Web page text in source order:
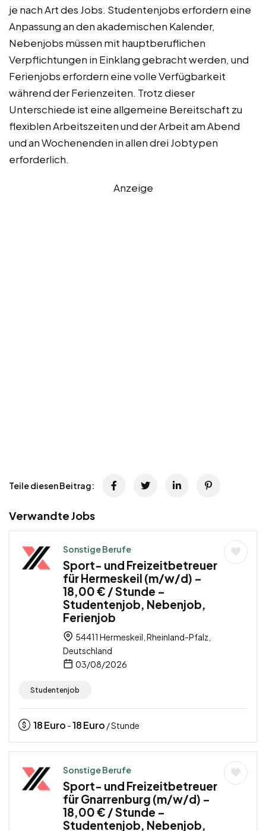
je nach Art des Jobs. Studentenjobs erfordern eine
Anpassung an den akademischen Kalender,
Nebenjobs müssen mit hauptberuflichen
Verpflichtungen in Einklang gebracht werden, und
Ferienjobs erfordern eine volle Verfügbarkeit
während der Ferienzeiten. Trotz dieser
Unterschiede ist eine allgemeine Bereitschaft zu
flexiblen Arbeitszeiten und der Arbeit am Abend
und an Wochenenden in allen drei Jobtypen
erforderlich.
Anzeige
Teile diesen Beitrag:
Verwandte Jobs
Sonstige Berufe
Sport- und Freizeitbetreuer
für Hermeskeil (m/w/d) –
18,00 € / Stunde –
Studentenjob, Nebenjob,
Ferienjob
54411 Hermeskeil, Rheinland-Pfalz,
Deutschland
03/08/2026
Studentenjob
18Euro -18Euro / Stunde
Sonstige Berufe
Sport- und Freizeitbetreuer
für Gnarrenburg (m/w/d) –
18,00 € / Stunde –
Studentenjob, Nebenjob,